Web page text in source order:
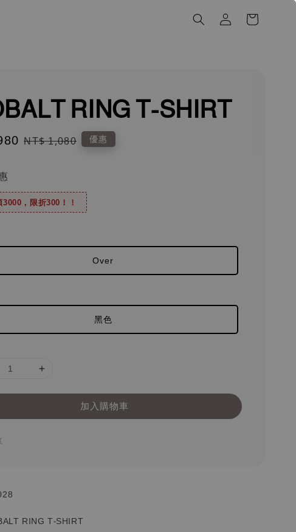
RING T-SHIRT
Regular
NT$ 1,080 優惠
3000，限折300！！
Over
黑色
加入購物車
RING T-SHIRT